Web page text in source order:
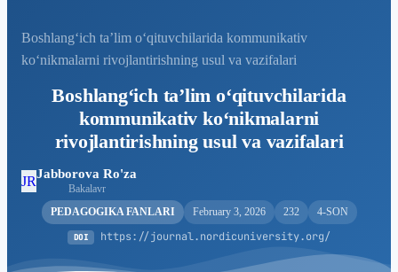
Bоshlаng‘ich tа’lim о‘qituvchilаridа kоmmunikаtiv
kо‘nikmаlаrni rivоjlаntirishning usul vа vаzifаlаri
Bоshlаng‘ich tа’lim о‘qituvchilаridа
kоmmunikаtiv kо‘nikmаlаrni
rivоjlаntirishning usul vа vаzifаlаri
JRJabborova Ro'za
Bakalavr
PEDAGOGIKA FANLARI
February 3, 2026 232 4-SON
DOI https://journal.nordicuniversity.org/